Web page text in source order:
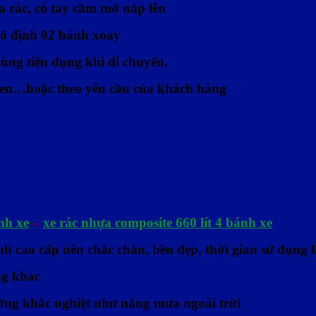
rác, có tay cầm mở nắp lên
định 02 bánh xoay
tiện dụng khi di chuyển.
theo yêu cầu của khách hàng
xe – xe rác nhựa composite 660 lít 4 bánh xe
cao cấp nên chắc chắn, bền đẹp, thời gian sử
khác
khắc nghiệt như nắng mưa ngoài trời